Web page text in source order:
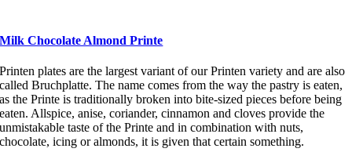
Milk Chocolate Almond Printe
Printen plates are the largest variant of our Printen variety and are also
called Bruchplatte. The name comes from the way the pastry is eaten,
as the Printe is traditionally broken into bite-sized pieces before being
eaten. Allspice, anise, coriander, cinnamon and cloves provide the
unmistakable taste of the Printe and in combination with nuts,
chocolate, icing or almonds, it is given that certain something.